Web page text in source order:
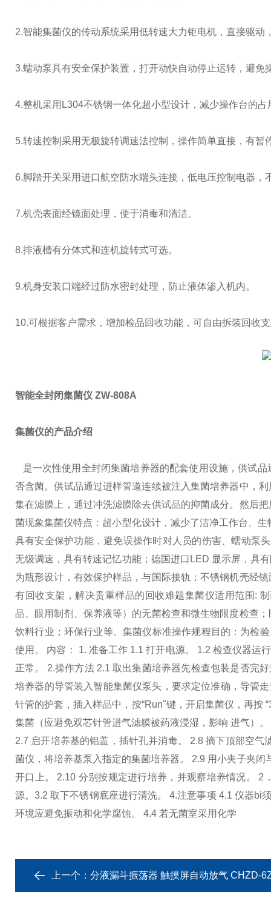
2.智能集菌仪的传动系统采用低转速大力钜电机，直接驱
3.蠕动泵具有安全保护装置，打开动快自动停止运转，避免
4.整机采用L304不锈钢一体化超小型设计，减少操作台的占
5.转速控制采用无极旋转调速法控制，操作简单直接，有暂
6.脚踏开关采用进口航空防水端头连接，低电压控制电器，
7.机壳表面经镜面处理，便于消毒和清洁。
8.排液槽有分体式和连机旋转式可选。
9.机身安装口端经过防水密封处理，防止液体渗入机内。
10.可根据客户需求，增加检品回收功能，可自由拆装回收
智能全封闭集菌仪 ZW-808A
集菌仪的产品介绍
是一次性使用全封闭集菌培养器的配套使用设施，供试
否含菌。供试品通过进样管道连续被注入集菌培养器中，
集在滤膜上，通过冲洗滤膜除去供试品的抑菌成分。然后
菌现象集菌仪特点：超小型化设计，减少了洁净工作台、
具有安全保护功能，避免误操作时对人员的伤害、蠕动泵
无级调速，具有转速记忆功能；德国进口LED 显示屏，具
为瓶形设计，有效保护样品，与国际接轨；不锈钢机壳经
有回收支架，解决贵重样品的回收难题集菌仪适用范围:
品、眼用制剂、保养液等）的无菌检查和微生物限度检查
饮料行业；环保行业等。集菌仪标准操作规程 目的：为检
使用。 内容： 1. 准备工作 1.1 打开电源。 1.2 检查仪器运
正常。 2.操作方法 2.1 取出集菌培养器先检查包装是否完
培养器的导管装入智能集菌仪泵头，要求定位准确，导管
针管的护套，插入样品中，按“Run"键，开启集菌仪，再按
集菌（应避免双芯针管进气滤膜被药液浸湿，影响 进气）
2.7 启开培养基的铝盖，插针孔并消毒。 2.8 摘下顶部空
菌仪，将培养基泵入指定的集菌培养器。 2.9 用小夹子夹
开口上。 2.10 分别按规定进行培养，并观察培养情况。 2
源。3.2 取下不锈钢底座进行清洗。 4.注意事项 4.1 仪器bi
环境应避免振动和化学腐蚀。 4.4 若无菌室采用化学
上一个： 分液漏斗振荡器 触摸屏自动放气 CHZD-